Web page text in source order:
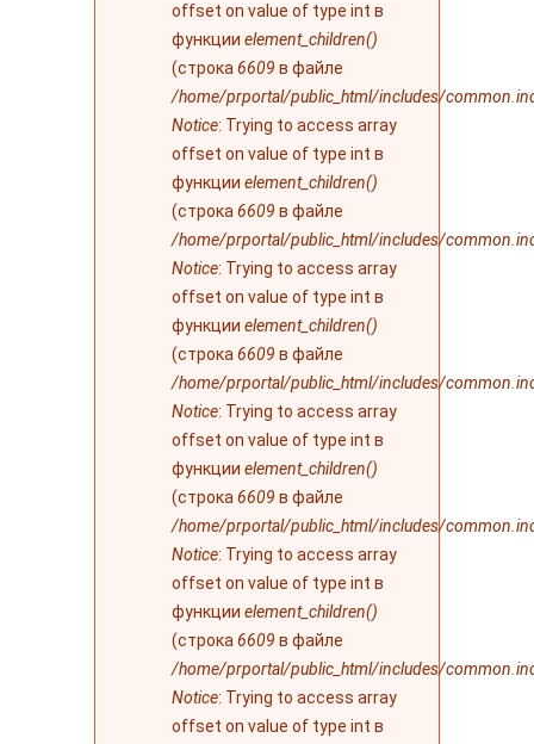
offset on value of type int в
функции element_children()
(строка 6609 в файле
/home/prportal/public_html/includes/
Notice: Trying to access array
offset on value of type int в
функции element_children()
(строка 6609 в файле
/home/prportal/public_html/includes/
Notice: Trying to access array
offset on value of type int в
функции element_children()
(строка 6609 в файле
/home/prportal/public_html/includes/
Notice: Trying to access array
offset on value of type int в
функции element_children()
(строка 6609 в файле
/home/prportal/public_html/includes/
Notice: Trying to access array
offset on value of type int в
функции element_children()
(строка 6609 в файле
/home/prportal/public_html/includes/
Notice: Trying to access array
offset on value of type int в